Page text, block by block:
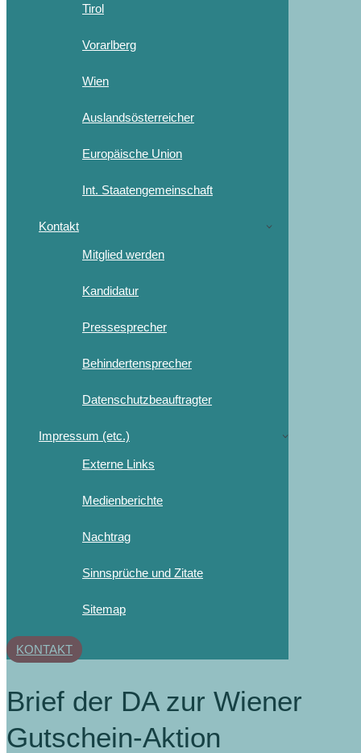
Tirol
Vorarlberg
Wien
Auslandsösterreicher
Europäische Union
Int. Staatengemeinschaft
Kontakt
Mitglied werden
Kandidatur
Pressesprecher
Behindertensprecher
Datenschutzbeauftragter
Impressum (etc.)
Externe Links
Medienberichte
Nachtrag
Sinnsprüche und Zitate
Sitemap
KONTAKT
Brief der DA zur Wiener
Gutschein-Aktion